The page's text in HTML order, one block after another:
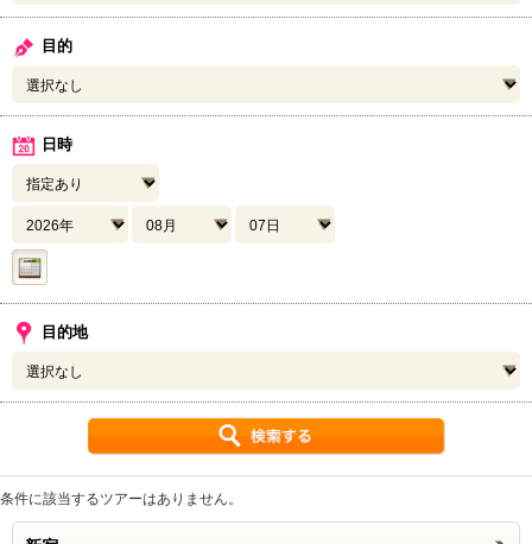
目的
日時
目的地
条件に該当するツアーはありません。